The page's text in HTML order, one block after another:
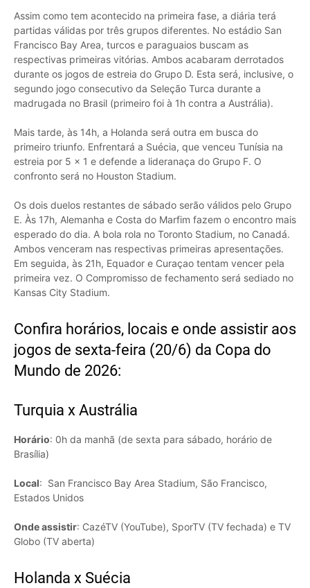
Assim como tem acontecido na primeira fase, a diária terá
partidas válidas por três grupos diferentes. No estádio San
Francisco Bay Area, turcos e paraguaios buscam as
respectivas primeiras vitórias. Ambos acabaram derrotados
durante os jogos de estreia do Grupo D. Esta será, inclusive, o
segundo jogo consecutivo da Seleção Turca durante a
madrugada no Brasil (primeiro foi à 1h contra a Austrália).
Mais tarde, às 14h, a Holanda será outra em busca do
primeiro triunfo. Enfrentará a Suécia, que venceu Tunísia na
estreia por 5 x 1 e defende a lideranaça do Grupo F. O
confronto será no Houston Stadium.
Os dois duelos restantes de sábado serão válidos pelo Grupo
E. Às 17h, Alemanha e Costa do Marfim fazem o encontro mais
esperado do dia. A bola rola no Toronto Stadium, no Canadá.
Ambos venceram nas respectivas primeiras apresentações.
Em seguida, às 21h, Equador e Curaçao tentam vencer pela
primeira vez. O Compromisso de fechamento será sediado no
Kansas City Stadium.
Confira horários, locais e onde assistir aos
jogos de sexta-feira (20/6) da Copa do
Mundo de 2026:
Turquia x Austrália
Horário: 0h da manhã (de sexta para sábado, horário de
Brasília)
Local: San Francisco Bay Area Stadium, São Francisco,
Estados Unidos
Onde assistir: CazéTV (YouTube), SporTV (TV fechada) e TV
Globo (TV aberta)
Holanda x Suécia